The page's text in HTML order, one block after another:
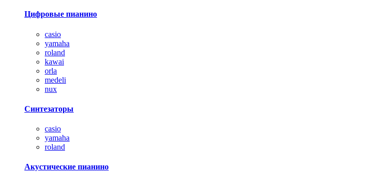
Цифровые пианино
casio
yamaha
roland
kawai
orla
medeli
nux
Синтезаторы
casio
yamaha
roland
Акустические пианино